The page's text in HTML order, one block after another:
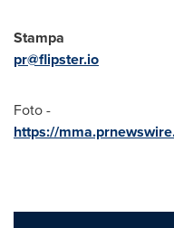
Stampa
pr@flipster.io
Foto -
https://